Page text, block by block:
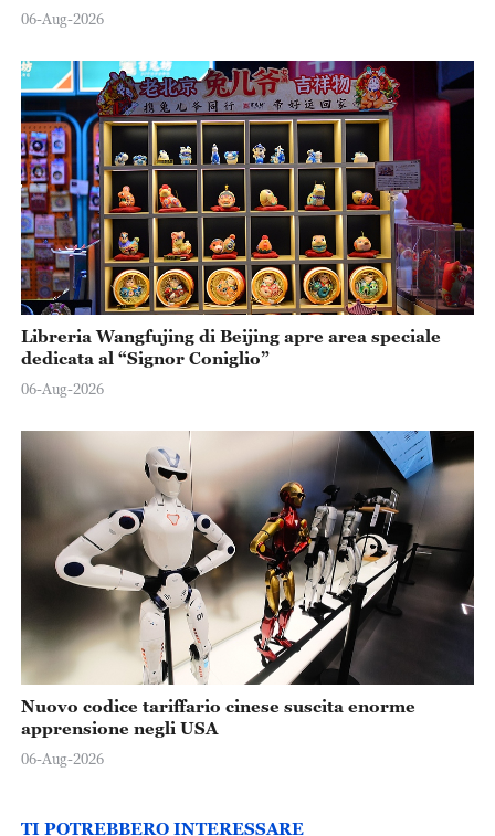
06-Aug-2026
Libreria Wangfujing di Beijing apre area speciale
dedicata al “Signor Coniglio”
06-Aug-2026
Nuovo codice tariffario cinese suscita enorme
apprensione negli USA
06-Aug-2026
TI POTREBBERO INTERESSARE